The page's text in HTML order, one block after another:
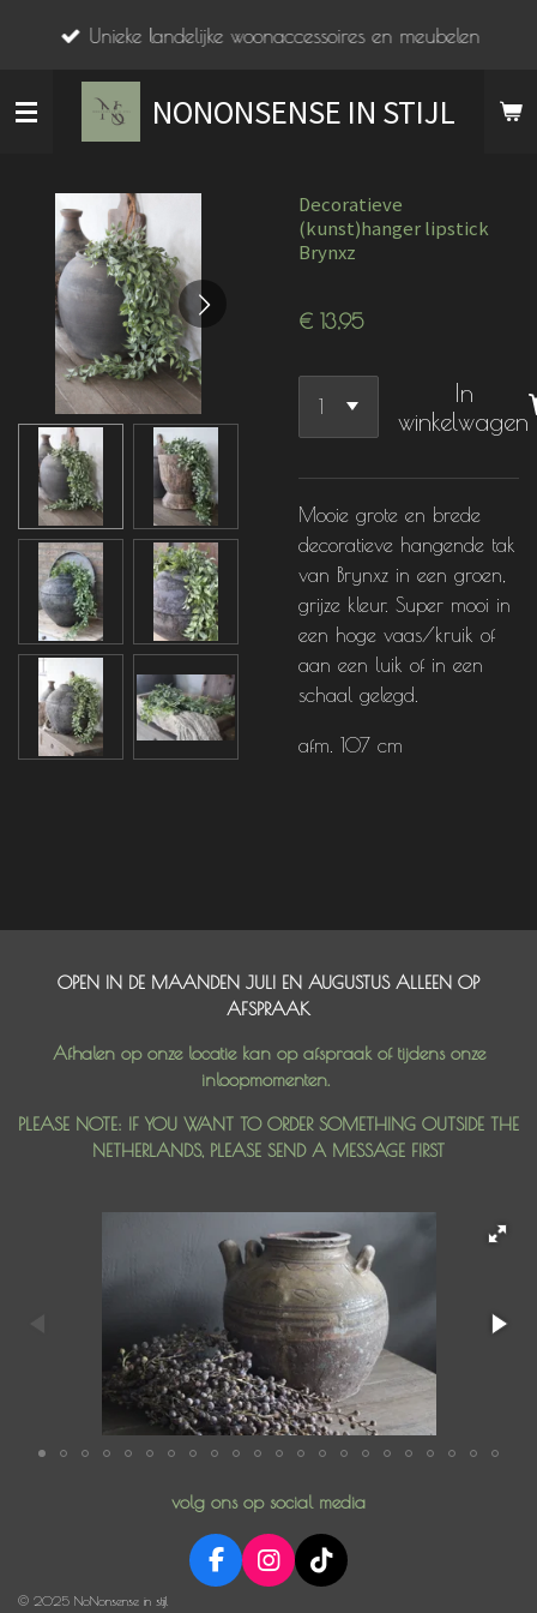
de
hoofdinhoud
NONONSENSE IN STIJL
Unieke landelijke woonaccessoires en meubelen
Decoratieve
(kunst)hanger lipstick
Brynxz
€ 13,95
In
winkelwagen
Mooie grote en brede
decoratieve hangende tak
van Brynxz in een groen,
grijze kleur. Super mooi in
een hoge vaas/kruik of
aan een luik of in een
schaal gelegd.
afm. 107 cm
OPEN IN DE MAANDEN JULI EN AUGUSTUS ALLEEN OP
AFSPRAAK
Afhalen op onze locatie kan op afspraak of tijdens onze
inloopmomenten.
PLEASE NOTE: IF YOU WANT TO ORDER SOMETHING OUTSIDE THE
NETHERLANDS, PLEASE SEND A MESSAGE FIRST
volg ons op social media
F
a
I
n
T
i
© 2025 NoNonsense in stijl